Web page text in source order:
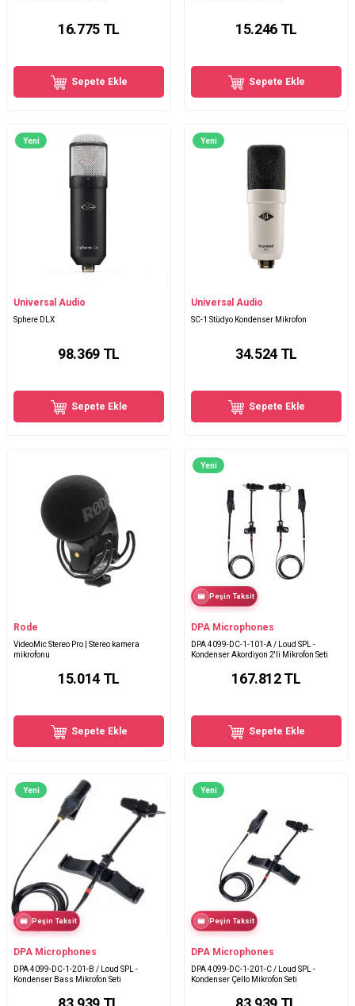
16.775TL
Sepete Ekle
15.246TL
Sepete Ekle
Yeni
Universal Audio
Sphere DLX
98.369TL
Sepete Ekle
Yeni
Universal Audio
SC-1 Stüdyo Kondenser Mikrofon
34.524TL
Sepete Ekle
Rode
VideoMic Stereo Pro | Stereo kamera
mikrofonu
15.014TL
Sepete Ekle
Yeni
Peşin Taksit
DPA Microphones
DPA 4099-DC-1-101-A / Loud SPL -
Kondenser Akordiyon 2'li Mikrofon Seti
167.812TL
Sepete Ekle
Yeni
Peşin Taksit
DPA Microphones
DPA 4099-DC-1-201-B / Loud SPL -
Kondenser Bass Mikrofon Seti
Yeni
Peşin Taksit
DPA Microphones
DPA 4099-DC-1-201-C / Loud SPL -
Kondenser Çello Mikrofon Seti